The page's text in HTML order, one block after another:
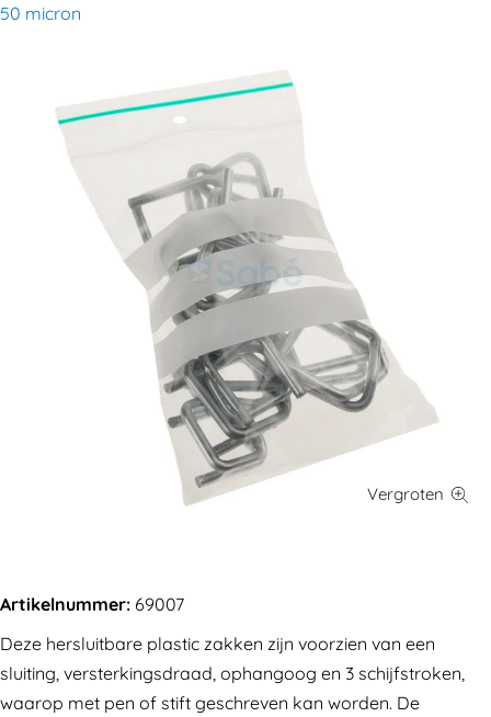
50 micron
Artikelnummer: 69007
Deze hersluitbare plastic zakken zijn voorzien van een
sluiting, versterkingsdraad, ophangoog en 3 schijfstroken,
waarop met pen of stift geschreven kan worden. De